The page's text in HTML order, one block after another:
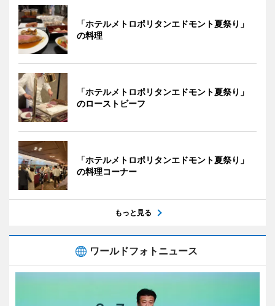
「ホテルメトロポリタンエドモント夏祭り」
の料理
「ホテルメトロポリタンエドモント夏祭り」
のローストビーフ
「ホテルメトロポリタンエドモント夏祭り」
の料理コーナー
もっと見る
ワールドフォトニュース